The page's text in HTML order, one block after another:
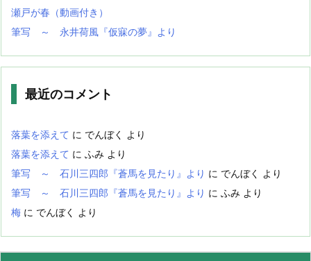
瀬戸が春（動画付き）
筆写 ～ 永井荷風『仮寐の夢』より
最近のコメント
落葉を添えて に でんぼく
より
落葉を添えて に ふみ より
筆写 ～ 石川三四郎『蒼馬を見たり』より に でんぼく
より
筆写 ～ 石川三四郎『蒼馬を見たり』より に ふみ より
梅 に でんぼく より